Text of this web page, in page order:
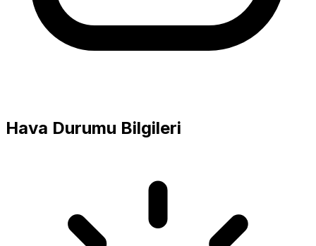
Hava Durumu Bilgileri